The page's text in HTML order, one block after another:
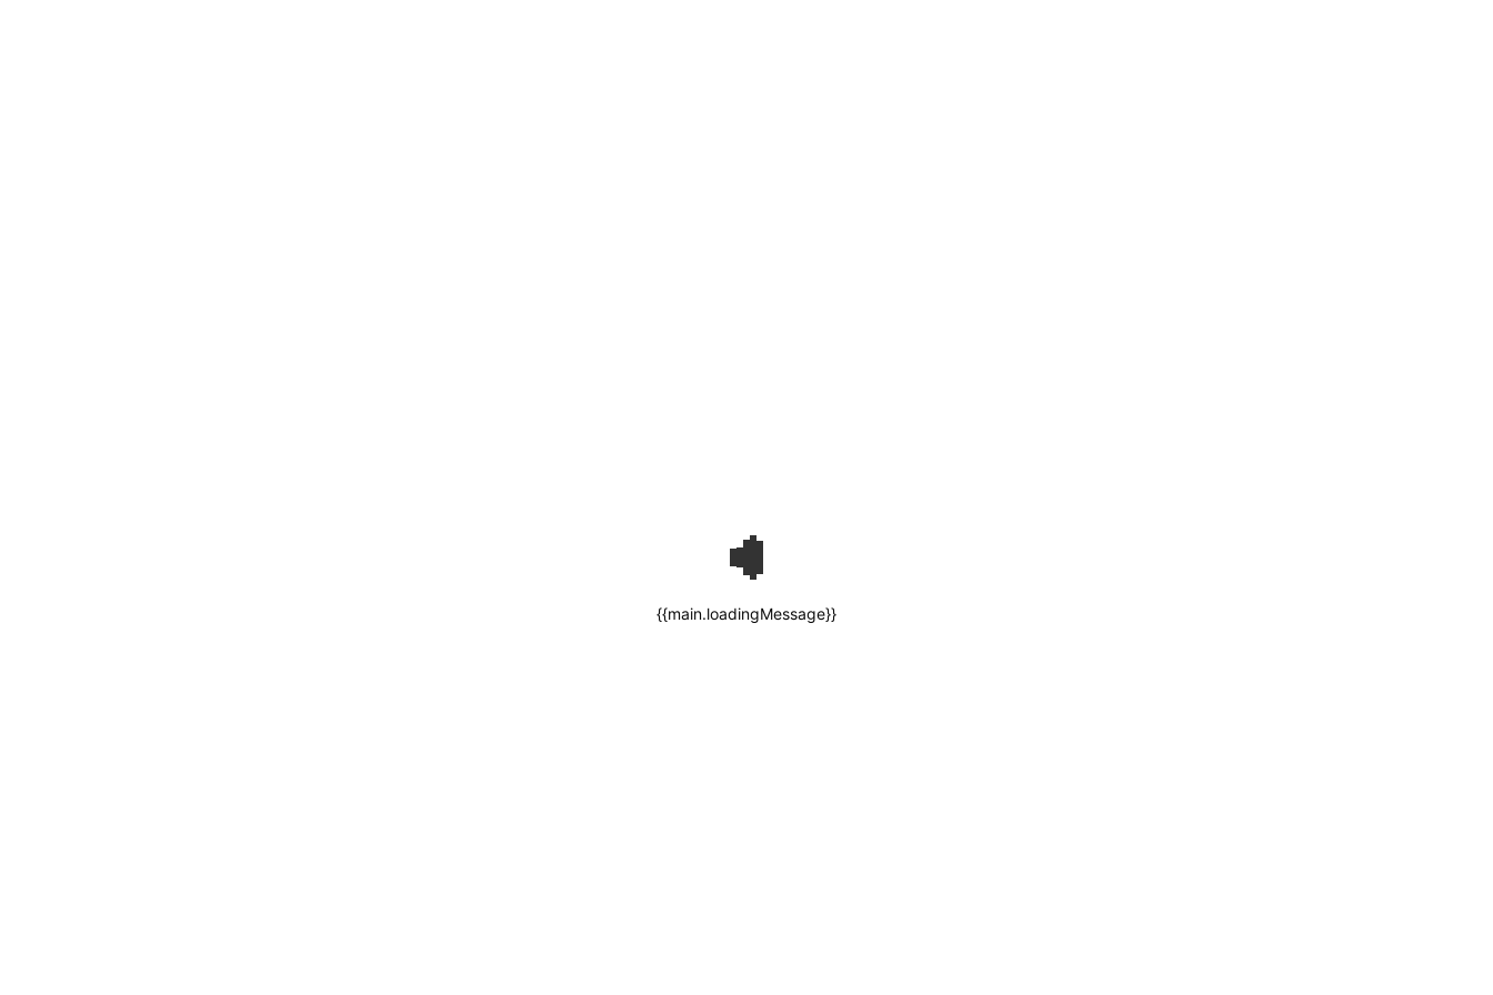
{{main.loadingMessage}}